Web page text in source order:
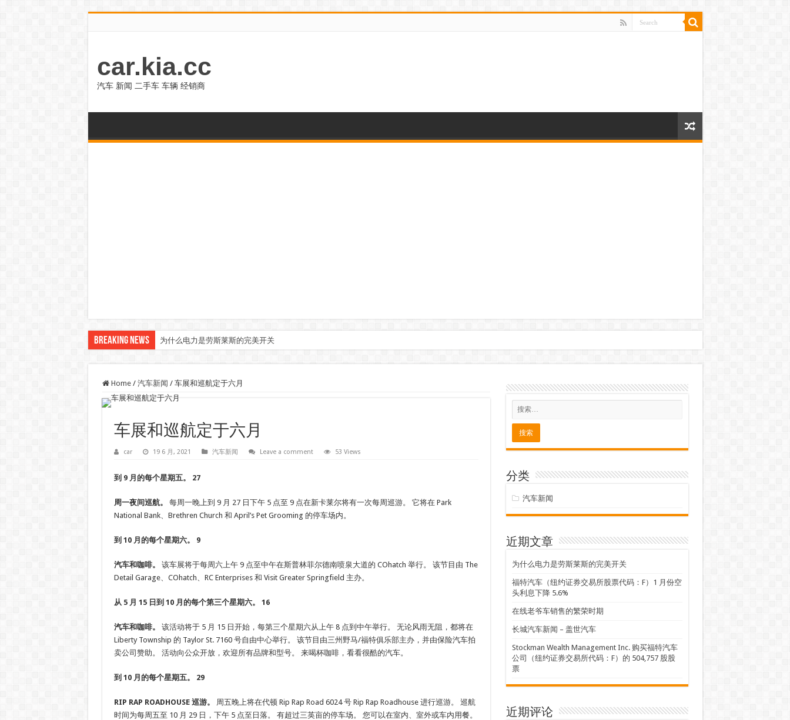
car.kia.cc
汽车 新闻 二手车 车辆 经销商
Breaking News 为什么电力是劳斯莱斯的完美开关
Home / 汽车新闻 / 车展和巡航定于六月
车展和巡航定于六月
car 19 6 月, 2021 汽车新闻 Leave a comment 53 Views
到 9 月的每个星期五。 27
周一夜间巡航。 每周一晚上到 9 月 27 日下午 5 点至 9 点在新卡莱尔将有一次每周巡游。 它将在 Park
National Bank、Brethren Church 和 April’s Pet Grooming 的停车场内。
到 10 月的每个星期六。 9
汽车和咖啡。
该车展将于每周六上午 9 点至中午在斯普林菲尔德南喷泉大道的 COhatch 举行。 该节目由 The
Detail Garage、COhatch、RC Enterprises 和 Visit Greater Springfield 主办。
从 5 月 15 日到 10 月的每个第三个星期六。 16
汽车和咖啡。
该活动将于 5 月 15 日开始，每第三个星期六从上午 8 点到中午举行。 无论风雨无阻，都将在
Liberty Township 的 Taylor St. 7160 号自由中心举行。 该节目由三州野马/福特俱乐部主办，并由保险汽车拍
卖公司赞助。 活动向公众开放，欢迎所有品牌和型号。 来喝杯咖啡，看看很酷的汽车。
到 10 月的每个星期五。 29
RIP RAP ROADHOUSE 巡游。
周五晚上将在代顿 Rip Rap Road 6024 号 Rip Rap Roadhouse 进行巡游。 巡航
时间为每周五至 10 月 29 日，下午 5 点至日落。 有超过三英亩的停车场。 您可以在室内、室外或车内用餐。
分类
汽车新闻
近期文章
为什么电力是劳斯莱斯的完美开关
福特汽车（纽约证券交易所股票代码：F）1 月份空
头利息下降 5.6%
在线老爷车销售的繁荣时期
长城汽车新闻 – 盖世汽车
Stockman Wealth Management Inc. 购买福特汽车
公司（纽约证券交易所代码：F）的 504,757 股股
票
近期评论